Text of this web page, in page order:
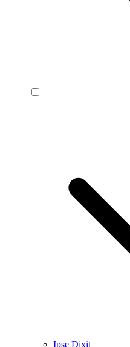
Ipse Dixit